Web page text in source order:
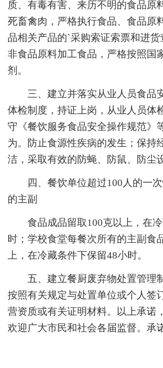
质、有毒有害、来历不明的食品原
死畜禽肉，严格执行食品、食品原
品相关产品的`采购索证索票和进
非食品原料加工食品，严格按照国
剂。
三、建立并落实从业人员食品
体检制度，持证上岗，从业人员体
守《餐饮服务食品安全操作规范》
为。防止食源性疾病的发生；保持
洁，采取有效的防蝇、防鼠、防尘
四、餐饮单位超过100人的一
的主副
食品成品留取100克以上，在
时；学校食堂每餐次所有的主副食
上，在冷藏条件下保留48小时。
五、建立餐厨废弃物处置管理
按照有关规定与处置单位或个人签
营资质或有关证明材料。以上承诺
欢迎广大市民和社会各届监督。承